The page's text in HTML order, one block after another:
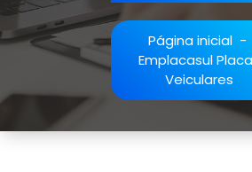
Página inicial-
Emplacasul
Veiculares